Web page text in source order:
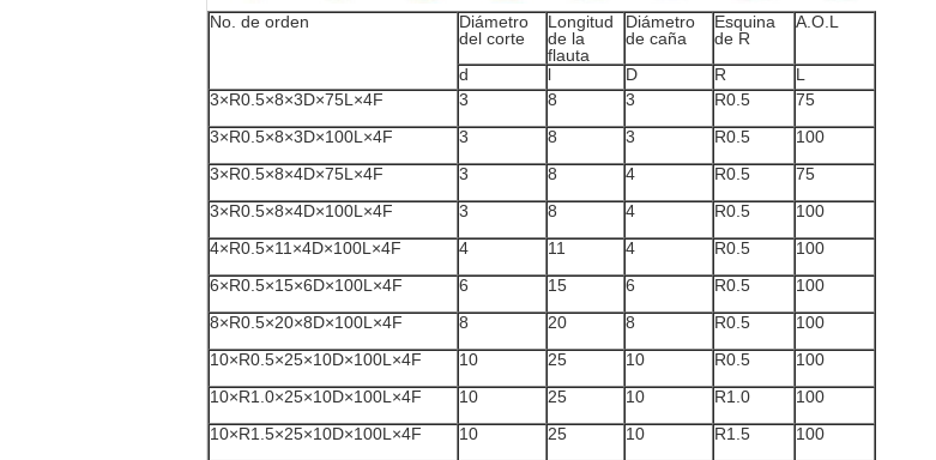
No. de orden
Diámetro
del corte
Longitud
de la
flauta
Diámetro
de caña
Esquina
de R
A.O.L
d l D R
L
3×R0.5×8×3D×75L×4F
3 8 3 R0.5
75
3×R0.5×8×3D×100L×4F
3 8 3 R0.5
100
3×R0.5×8×4D×75L×4F
3 8 4 R0.5
75
3×R0.5×8×4D×100L×4F
3 8 4 R0.5
100
4×R0.5×11×4D×100L×4F
4 11 4 R0.5
100
6×R0.5×15×6D×100L×4F
6 15 6 R0.5
100
8×R0.5×20×8D×100L×4F
8 20 8 R0.5
100
10×R0.5×25×10D×100L×4F
10 25 10 R0.5
100
10×R1.0×25×10D×100L×4F
10 25 10 R1.0
100
10×R1.5×25×10D×100L×4F
10 25 10 R1.5
100